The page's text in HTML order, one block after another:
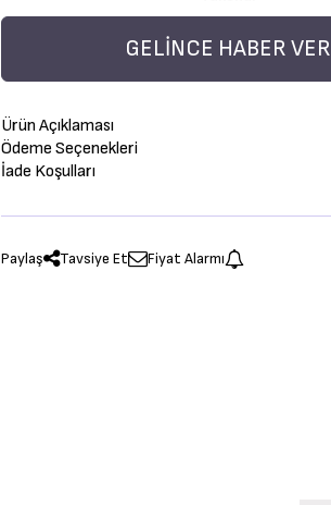
GELINCE HABER VER
Ürün Açıklaması
Ödeme Seçenekleri
İade Koşulları
Paylaş Tavsiye Et Fiyat Alarmı